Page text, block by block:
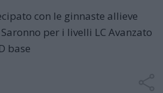
con le ginnaste allieve
per i livelli LC Avanzato
base